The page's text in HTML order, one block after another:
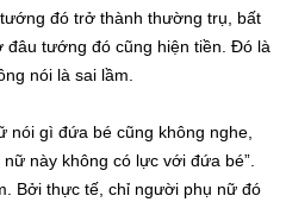
đó trở thành thường trụ, bất
đâu tướng đó cũng hiện tiền. Đó là
nói là sai lầm.
nói gì đứa bé cũng không nghe,
này không có lực với đứa bé”.
Bởi thực tế, chỉ người phụ nữ đó